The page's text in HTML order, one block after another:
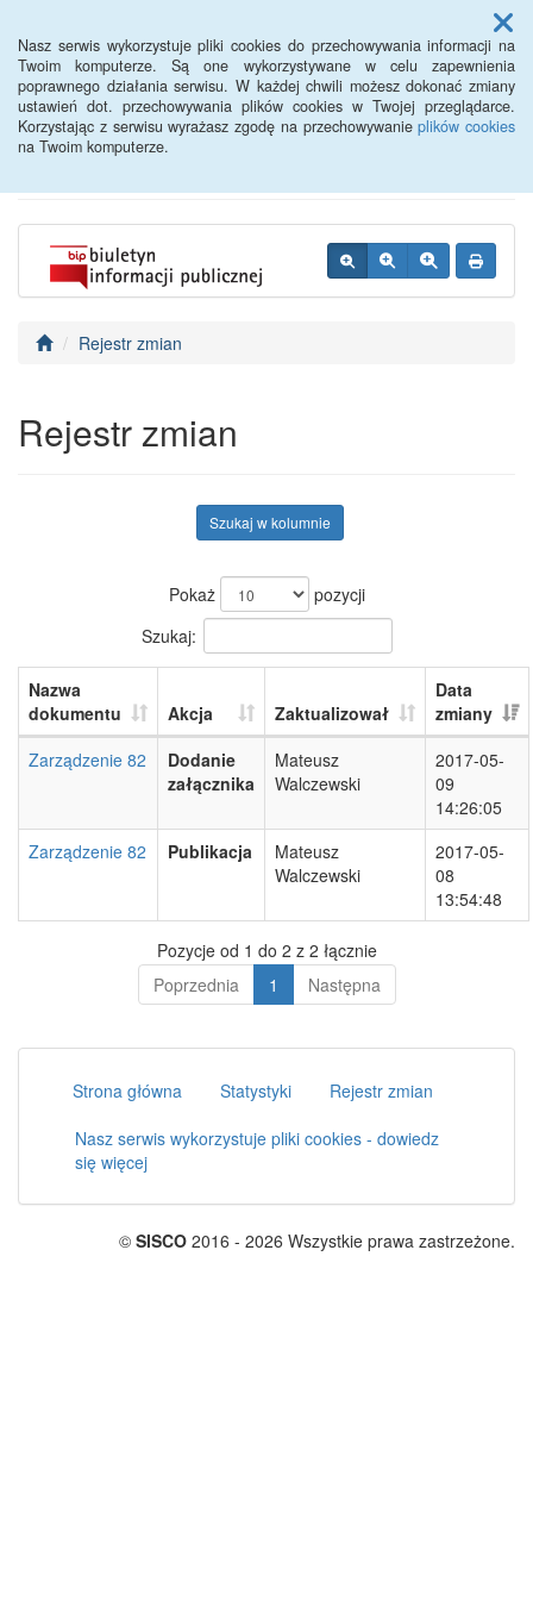
Nasz serwis wykorzystuje pliki cookies do przechowywania informacji na
Twoim komputerze. Są one wykorzystywane w celu zapewnienia
poprawnego działania serwisu. W każdej chwili możesz dokonać zmiany
ustawień dot. przechowywania plików cookies w Twojej przeglądarce.
Korzystając z serwisu wyrażasz zgodę na przechowywanieplików cookies
na Twoim komputerze.
Menu
BIP - Urząd Miejski
Wyśmierzyce
Rejestr zmian
Rejestr zmian
Szukaj w kolumnie
Pokaż
pozycji
Szukaj:
Nazwa
dokumentu
Akcja Zaktualizował
Data
zmiany
Zarządzenie 82
Dodanie
załącznika
Mateusz
Walczewski
2017-05-
09
14:26:05
Zarządzenie 82
Publikacja
Mateusz
Walczewski
2017-05-
08
13:54:48
Pozycje od 1 do 2 z 2 łącznie
Poprzednia
1 Następna
Strona główna Statystyki
Rejestr zmian
Nasz serwis wykorzystuje pliki cookies - dowiedz
się więcej
© SISCO 2016 - 2026 Wszystkie prawa zastrzeżone.